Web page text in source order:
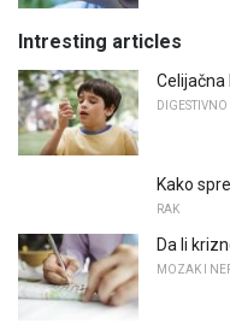
Intresting articles
Kako
RAK
Da li
MOZAK I